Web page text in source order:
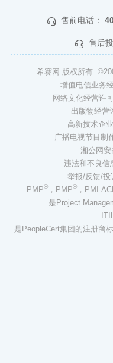
售前电话：
售后
希赛网 版权所有
增值电信业务
网络文化经营许
出版物经营
高新技术企
广播电视节目制
湘公网安
违法和不良信
举报/反馈/投
PMP®，PMP®，PMI-
是Project
是PeopleCert集团的注册商